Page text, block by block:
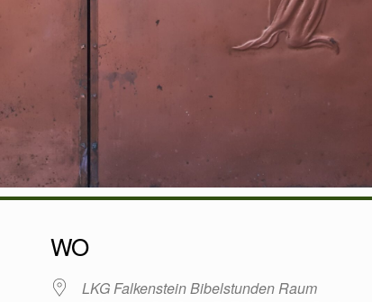
WO
LKG Falkenstein Bibelstunden Raum